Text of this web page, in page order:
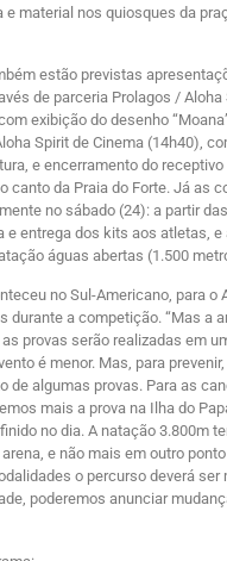
material nos quiosques da
estão previstas
de parceria Prolagos / Aloha
exibição do desenho
Spirit de Cinema (14h40),
e encerramento do
canto da Praia do Forte. Já as
no sábado (24): a partir
e entrega dos kits aos atletas, e
águas abertas (1.500
no Sul-Americano, para o
durante a competição. “Mas a
provas serão realizadas em
é menor. Mas, para
de algumas provas. Para as
mais a prova na Ilha do
no dia. A natação 3.800m
e não mais em outro
o percurso deverá ser
poderemos anunciar